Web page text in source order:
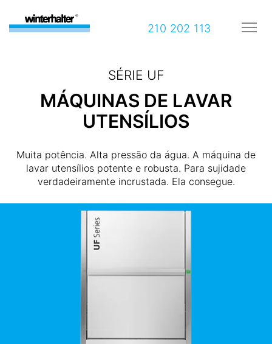
210 202 113
SÉRIE UF
MÁQUINAS DE LAVAR
UTENSÍLIOS
Muita potência. Alta pressão da água. A máquina de
lavar utensílios potente e robusta. Para sujidade
verdadeiramente incrustada. Ela consegue.